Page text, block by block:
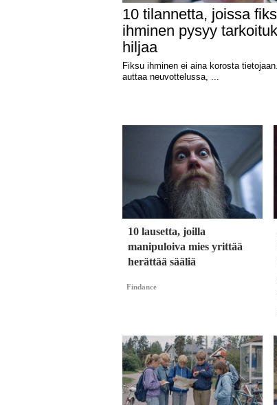
10 lausetta, joilla
manipuloiva mies yrittää
herättää sääliä
Findance